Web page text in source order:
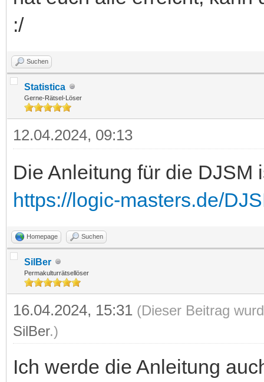
:/
Suchen
Statistica
Gerne-Rätsel-Löser
12.04.2024, 09:13
Die Anleitung für die DJSM
https://logic-masters.de/
Homepage Suchen
SilBer
Permakulturrätsellöser
16.04.2024, 15:31 (Dieser Beitrag
SilBer.)
Ich werde die Anleitung